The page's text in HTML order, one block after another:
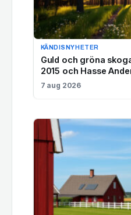
KÄNDISNYHETER
Guld och gröna
2015 och Hasse
7 aug 2026